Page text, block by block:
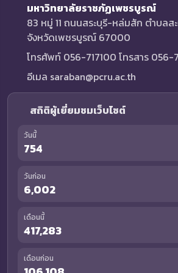
มหาวิทยาลัยราชภัฏเพชรบูรณ์
83 หมู่ 11 ถนนสระบุรี-หล่มสัก ตำบลสะ
จังหวัดเพชรบูรณ์ 67000
โทรศัพท์ 056-717100 โทรสาร 056-
อีเมล saraban@pcru.ac.th
สถิติผู้เยี่ยมชมเว็บไซต์
วันนี้
754
วันก่อน
6,002
เดือนนี้
417,283
เดือนก่อน